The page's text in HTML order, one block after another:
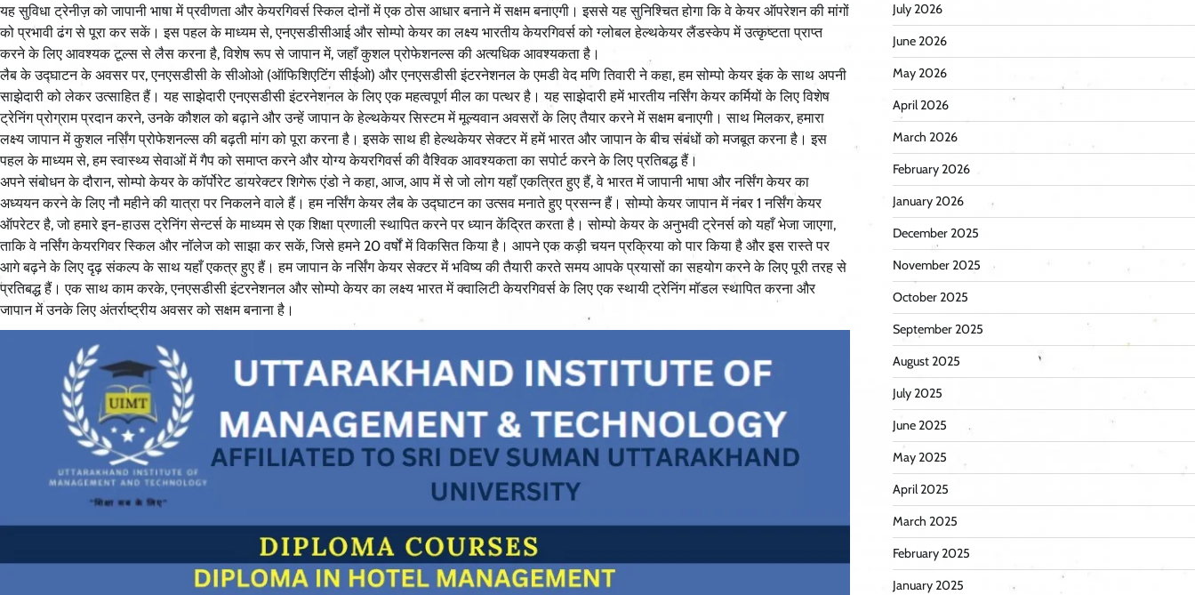
यह सुविधा ट्रेनीज़ को जापानी भाषा में प्रवीणता और केयरगिवर्स स्किल दोनों में एक ठोस आधार बनाने में सक्षम बनाएगी। इससे यह सुनिश्चित होगा कि वे केयर ऑपरेशन की मांगों
को प्रभावी ढंग से पूरा कर सकें। इस पहल के माध्यम से, एनएसडीसीआई और सोम्पो केयर का लक्ष्य भारतीय केयरगिवर्स को ग्लोबल हेल्थकेयर लैंडस्केप में उत्कृष्टता प्राप्त
करने के लिए आवश्यक टूल्स से लैस करना है, विशेष रूप से जापान में, जहाँ कुशल प्रोफेशनल्स की अत्यधिक आवश्यकता है।
लैब के उद्घाटन के अवसर पर, एनएसडीसी के सीओओ (ऑफिशिएटिंग सीईओ) और एनएसडीसी इंटरनेशनल के एमडी वेद मणि तिवारी ने कहा, हम सोम्पो केयर इंक के साथ अपनी
साझेदारी को लेकर उत्साहित हैं। यह साझेदारी एनएसडीसी इंटरनेशनल के लिए एक महत्वपूर्ण मील का पत्थर है। यह साझेदारी हमें भारतीय नर्सिंग केयर कर्मियों के लिए विशेष
ट्रेनिंग प्रोग्राम प्रदान करने, उनके कौशल को बढ़ाने और उन्हें जापान के हेल्थकेयर सिस्टम में मूल्यवान अवसरों के लिए तैयार करने में सक्षम बनाएगी। साथ मिलकर, हमारा
लक्ष्य जापान में कुशल नर्सिंग प्रोफेशनल्स की बढ़ती मांग को पूरा करना है। इसके साथ ही हेल्थकेयर सेक्टर में हमें भारत और जापान के बीच संबंधों को मजबूत करना है। इस
पहल के माध्यम से, हम स्वास्थ्य सेवाओं में गैप को समाप्त करने और योग्य केयरगिवर्स की वैश्विक आवश्यकता का सपोर्ट करने के लिए प्रतिबद्ध हैं।
अपने संबोधन के दौरान, सोम्पो केयर के कॉर्पोरेट डायरेक्टर शिगेरू एंडो ने कहा, आज, आप में से जो लोग यहाँ एकत्रित हुए हैं, वे भारत में जापानी भाषा और नर्सिंग केयर का
अध्ययन करने के लिए नौ महीने की यात्रा पर निकलने वाले हैं। हम नर्सिंग केयर लैब के उद्घाटन का उत्सव मनाते हुए प्रसन्न हैं। सोम्पो केयर जापान में नंबर 1 नर्सिंग केयर
ऑपरेटर है, जो हमारे इन-हाउस ट्रेनिंग सेन्टर्स के माध्यम से एक शिक्षा प्रणाली स्थापित करने पर ध्यान केंद्रित करता है। सोम्पो केयर के अनुभवी ट्रेनर्स को यहाँ भेजा जाएगा,
ताकि वे नर्सिंग केयरगिवर स्किल और नॉलेज को साझा कर सकें, जिसे हमने 20 वर्षों में विकसित किया है। आपने एक कड़ी चयन प्रक्रिया को पार किया है और इस रास्ते पर
आगे बढ़ने के लिए दृढ़ संकल्प के साथ यहाँ एकत्र हुए हैं। हम जापान के नर्सिंग केयर सेक्टर में भविष्य की तैयारी करते समय आपके प्रयासों का सहयोग करने के लिए पूरी तरह से
प्रतिबद्ध हैं। एक साथ काम करके, एनएसडीसी इंटरनेशनल और सोम्पो केयर का लक्ष्य भारत में क्वालिटी केयरगिवर्स के लिए एक स्थायी ट्रेनिंग मॉडल स्थापित करना और
जापान में उनके लिए अंतर्राष्ट्रीय अवसर को सक्षम बनाना है।
July 2026
June 2026
May 2026
April 2026
March 2026
February 2026
January 2026
December 2025
November 2025
October 2025
September 2025
August 2025
July 2025
June 2025
May 2025
April 2025
March 2025
February 2025
January 2025